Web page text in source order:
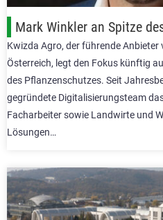
Mark Winkler an Spitze
Kwizda Agro, der führende
Österreich, legt den Fokus künftig
des Pflanzenschutzes. Seit
gegründete Digitalisierungsteam
Facharbeiter sowie Landwirte und
Lösungen…